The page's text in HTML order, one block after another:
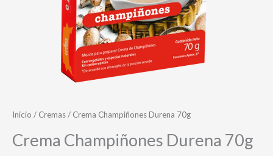
Inicio / Cremas/ Crema Champiñones Durena 70g
Crema Champiñones Durena 70g